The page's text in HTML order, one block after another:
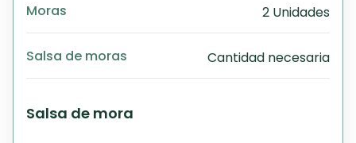
Moras 2 Unidades
Salsa de moras Cantidad necesaria
Salsa de mora